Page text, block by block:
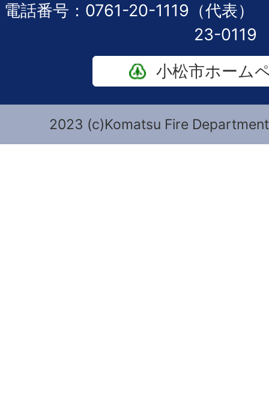
電話番号：0761-20-1119（代表
23-0119
小松市ホーム
2023 (c)Komatsu Fire